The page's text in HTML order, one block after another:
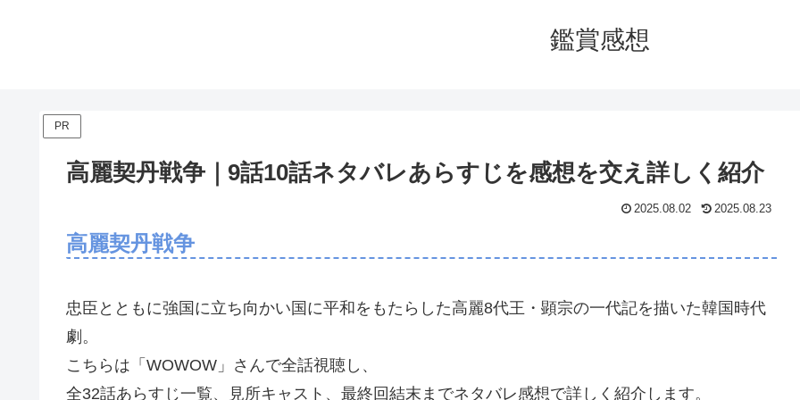
鑑賞感想
PR
高麗契丹戦争｜9話10話ネタバレあらすじを感想を交え詳しく紹介
2025.08.02 2025.08.23
高麗契丹戦争
忠臣とともに強国に立ち向かい国に平和をもたらした高麗8代王・顕宗の一代記を描いた韓国時代
劇。
こちらは「WOWOW」さんで全話視聴し、
全32話あらすじ一覧、見所キャスト、最終回結末までネタバレ感想で詳しく紹介します。